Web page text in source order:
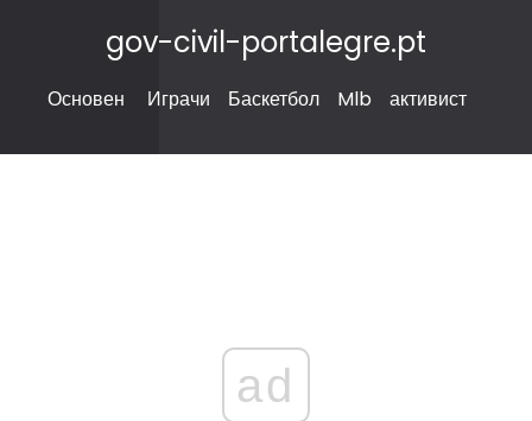
gov-civil-portalegre.pt
Основен Играчи Баскетбол Mlb активист
ad